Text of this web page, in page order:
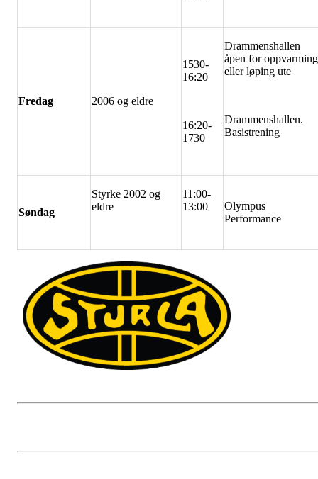
Fredag 2006 og eldre
1530-
16:20
16:20-
1730
Drammenshallen
åpen for oppvarming
eller løping ute
Drammenshallen.
Basistrening
Søndag
Styrke 2002 og
eldre
11:00-
13:00
Olympus
Performance